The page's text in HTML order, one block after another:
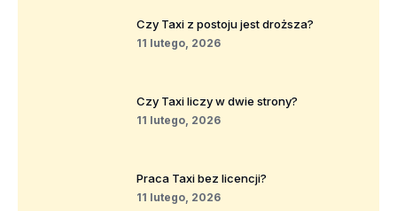
Czy Taxi z postoju jest droższa?
11 lutego, 2026
Czy Taxi liczy w dwie strony?
11 lutego, 2026
Praca Taxi bez licencji?
11 lutego, 2026